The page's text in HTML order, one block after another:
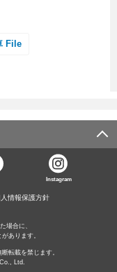
File
Instagram
情報保護方針
場合に、
あります。
転載を禁じます。
Ltd.